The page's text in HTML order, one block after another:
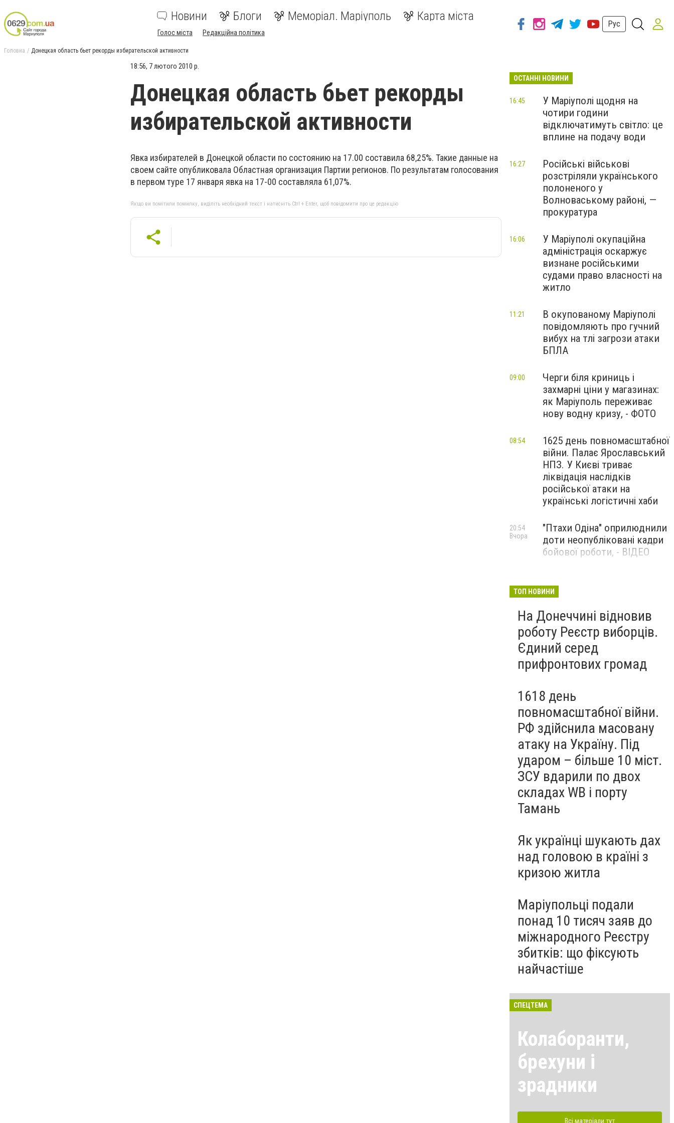
Новини Блоги Меморіал. Маріуполь Карта міста
Голос міста Редакційна політика
Рус
Головна Донецкая область бьет рекорды избирательской активности
18:56, 7 лютого 2010 р.
Донецкая область бьет рекорды
избирательской активности
Явка избирателей в Донецкой области по состоянию на 17.00 составила 68,25%. Такие данные на
своем сайте опубликовала Областная организация Партии регионов. По результатам голосования
в первом туре 17 января явка на 17-00 составляла 61,07%.
Якщо ви помітили помилку, виділіть необхідний текст і натисніть Ctrl + Enter, щоб повідомити про це редакцію
ОСТАННІ НОВИНИ
У Маріуполі щодня на
чотири години
відключатимуть світло: це
вплине на подачу води
16:45
Російські військові
розстріляли українського
полоненого у
Волноваському районі, —
прокуратура
16:27
У Маріуполі окупаційна
адміністрація оскаржує
визнане російськими
судами право власності на
житло
16:06
В окупованому Маріуполі
повідомляють про гучний
вибух на тлі загрози атаки
БПЛА
11:21
Черги біля криниць і
захмарні ціни у магазинах:
як Маріуполь переживає
нову водну кризу, - ФОТО
09:00
1625 день повномасштабної
війни. Палає Ярославський
НПЗ. У Києві триває
ліквідація наслідків
російської атаки на
українські логістичні хаби
08:54
"Птахи Одіна" оприлюднили
доти неопубліковані кадри
бойової роботи, - ВІДЕО
20:54
Вчора
Бєдняков зіграє тата
новому українському
фільмі, - ФОТО
Вчора
ТОП НОВИНИ
На Донеччині відновив
роботу Реєстр виборців.
Єдиний серед
прифронтових громад
1618 день
повномасштабної війни.
РФ здійснила масовану
атаку на Україну. Під
ударом – більше 10 міст.
ЗСУ вдарили по двох
складах WB і порту
Тамань
Як українці шукають дах
над головою в країні з
кризою житла
Маріупольці подали
понад 10 тисяч заяв до
міжнародного Реєстру
збитків: що фіксують
найчастіше
СПЕЦТЕМА
Колаборанти,
брехуни і
зрадники
Всі матеріали тут